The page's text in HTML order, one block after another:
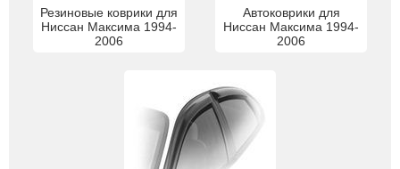
Резиновые коврики для
Ниссан Максима 1994-
2006
Автоковрики для
Ниссан Максима 1994-
2006